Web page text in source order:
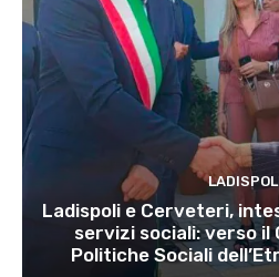
Ladispoli e Cerveteri,
servizi sociali: verso il
Politiche Sociali